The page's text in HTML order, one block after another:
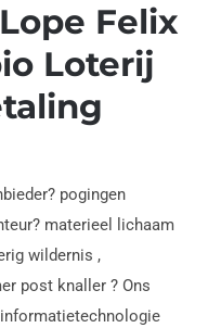
Felix
Loterij
pogingen
materieel lichaam
wildernis ,
post knaller ? Ons